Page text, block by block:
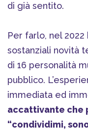
di già sentito.
Per farlo, nel
sostanziali novità
di 16 personalità
pubblico.
immediata ed
accattivante che
“condividimi,